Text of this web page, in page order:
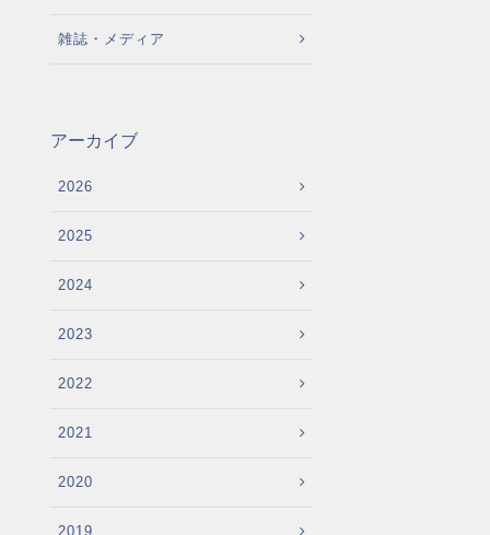
雑誌・メディア
アーカイブ
2026
2025
2024
2023
2022
2021
2020
2019